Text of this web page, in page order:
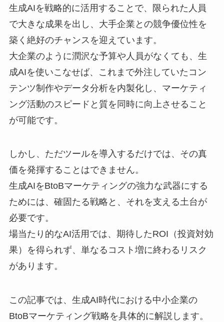
生成AIを戦略的に活用することで、限られた人員
で大きな成果を出し、大手企業との競争優位性を
築く絶好のチャンスを迎えています。
大企業のように潤沢な予算や人員がなくても、生
成AIを使いこなせば、これまで外注していたコン
テンツ制作やデータ分析を内製化し、マーケティ
ング活動のスピードと質を同時に向上させること
が可能です。
しかし、ただツールを導入するだけでは、その真
価を発揮することはできません。
生成AIをBtoBマーケティングの強力な武器にする
ためには、確固たる戦略と、それを支える土台が
必要です。
場当たり的なAI活用では、期待したROI（投資対効
果）を得られず、単なるコスト増に終わるリスク
があります。
この記事では、生成AI時代における中小企業の
BtoBマーケティング戦略を具体的に解説します。